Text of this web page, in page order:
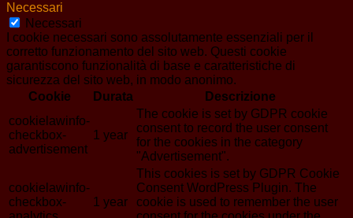
Necessari
Necessari
I cookie necessari sono assolutamente essenziali per il
corretto funzionamento del sito web. Questi cookie
garantiscono funzionalità di base e caratteristiche di
sicurezza del sito web, in modo anonimo.
Cookie
Durata
Descrizione
cookielawinfo-
checkbox-
advertisement
1 year
The cookie is set by GDPR cookie
consent to record the user consent
for the cookies in the category
"Advertisement".
cookielawinfo-
checkbox-
1 year
This cookies is set by GDPR Cookie
Consent WordPress Plugin. The
cookie is used to remember the user